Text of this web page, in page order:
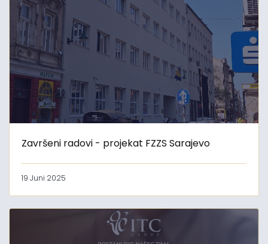
Završeni radovi - projekat FZZS Sarajevo
19 Juni 2025